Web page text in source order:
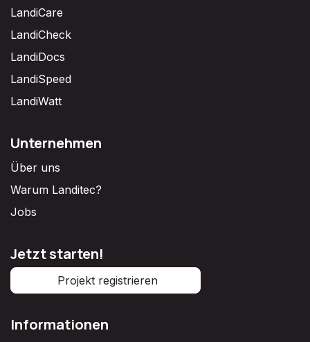
LandiCare
LandiCheck
LandiDocs
LandiSpeed
LandiWatt
Unternehmen
Über uns
Warum Landitec?
Jobs
Jetzt starten!
Projekt registrieren
Informationen